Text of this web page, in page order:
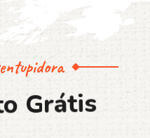
o Grátis